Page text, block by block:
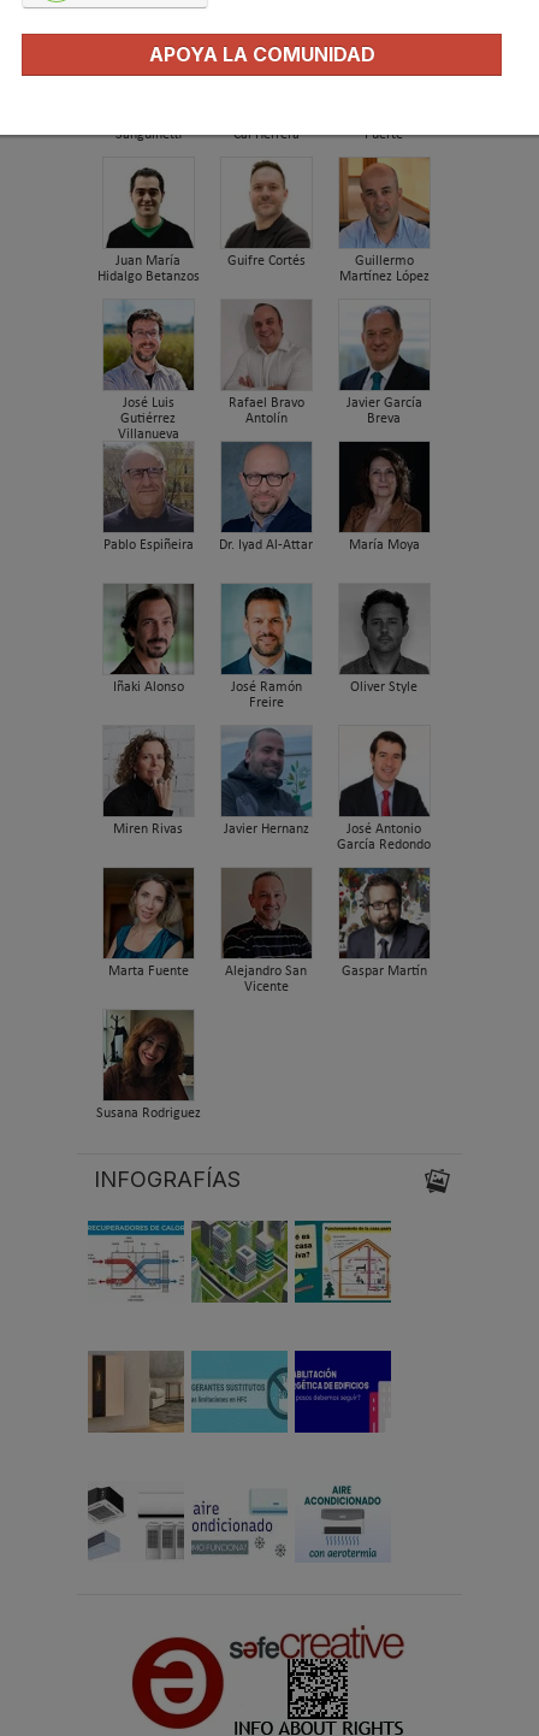
Sanguinetti
Cal Herrera
Fuerte
Juan María
Hidalgo Betanzos
Guifre Cortés
Guillermo
Martínez López
José Luis
Gutiérrez
Villanueva
Rafael Bravo
Antolín
Javier García
Breva
Pablo Espiñeira Dr. Iyad Al-Attar María Moya
Iñaki Alonso
José Ramón
Freire
Oliver Style
Miren Rivas Javier Hernanz
José Antonio
García Redondo
Marta Fuente
Alejandro San
Vicente
Gaspar Martín
Susana Rodriguez
INFOGRAFÍAS
APOYA LA COMUNIDAD